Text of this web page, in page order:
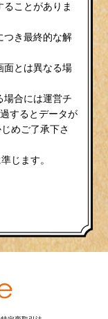
ことがありま
つき最終的な解
面とは異なる場
合には運営チ
するとデータが
めご了承下さ
じます。